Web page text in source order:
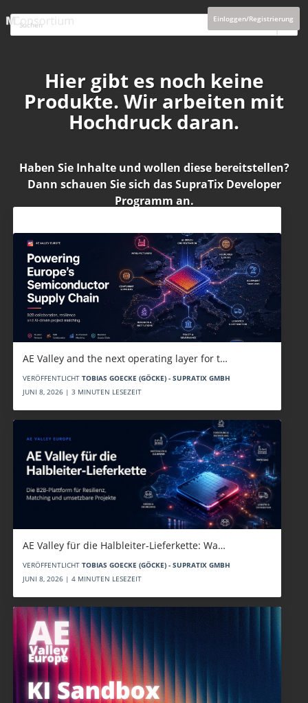
Einloggen/Registrierung
Hier gibt es noch keine
Produkte. Wir arbeiten mit
Hochdruck daran.
Haben Sie Inhalte und wollen diese bereitstellen?
Dann schauen Sie sich dasSupraTix Developer
Programm an.
AE Valley and the next operating layer for t…
VERÖFFENTLICHT TOBIAS GOECKE (GÖCKE) - SUPRATIX GMBH
JUNI 8, 2026 | 3 MINUTEN LESEZEIT
AE Valley für die Halbleiter-Lieferkette: Wa…
VERÖFFENTLICHT TOBIAS GOECKE (GÖCKE) - SUPRATIX GMBH
JUNI 8, 2026 | 4 MINUTEN LESEZEIT